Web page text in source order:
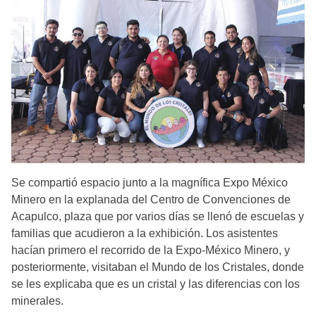
Se compartió espacio junto a la magnífica Expo México
Minero en la explanada del Centro de Convenciones de
Acapulco, plaza que por varios días se llenó de escuelas y
familias que acudieron a la exhibición. Los asistentes
hacían primero el recorrido de la Expo-México Minero, y
posteriormente, visitaban el Mundo de los Cristales, donde
se les explicaba que es un cristal y las diferencias con los
minerales.